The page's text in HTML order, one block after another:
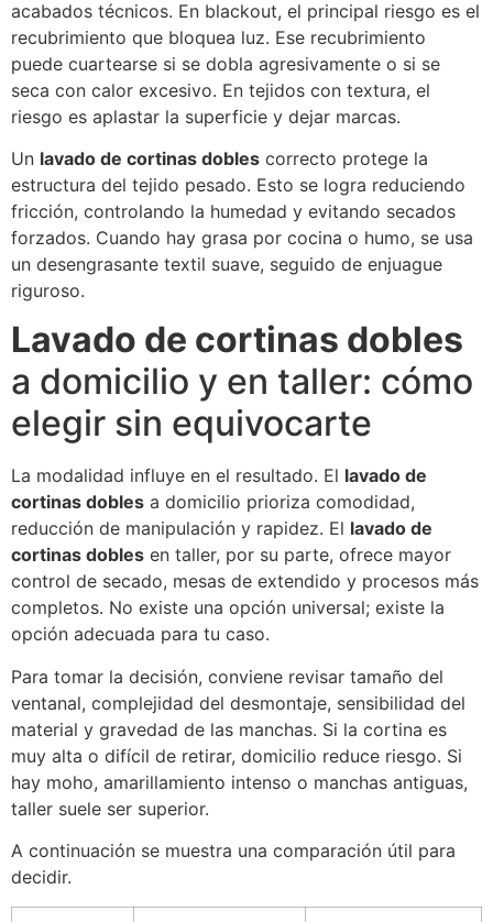
acabados técnicos. En blackout, el principal riesgo es el
recubrimiento que bloquea luz. Ese recubrimiento
puede cuartearse si se dobla agresivamente o si se
seca con calor excesivo. En tejidos con textura, el
riesgo es aplastar la superficie y dejar marcas.
Un lavado de cortinas dobles correcto protege la
estructura del tejido pesado. Esto se logra reduciendo
fricción, controlando la humedad y evitando secados
forzados. Cuando hay grasa por cocina o humo, se usa
un desengrasante textil suave, seguido de enjuague
riguroso.
Lavado de cortinas dobles
a domicilio y en taller: cómo
elegir sin equivocarte
La modalidad influye en el resultado. El lavado de
cortinas dobles a domicilio prioriza comodidad,
reducción de manipulación y rapidez. El lavado de
cortinas dobles en taller, por su parte, ofrece mayor
control de secado, mesas de extendido y procesos más
completos. No existe una opción universal; existe la
opción adecuada para tu caso.
Para tomar la decisión, conviene revisar tamaño del
ventanal, complejidad del desmontaje, sensibilidad del
material y gravedad de las manchas. Si la cortina es
muy alta o difícil de retirar, domicilio reduce riesgo. Si
hay moho, amarillamiento intenso o manchas antiguas,
taller suele ser superior.
A continuación se muestra una comparación útil para
decidir.